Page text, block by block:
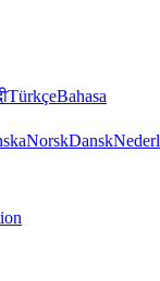
TürkçeBahasa
NorskDansk